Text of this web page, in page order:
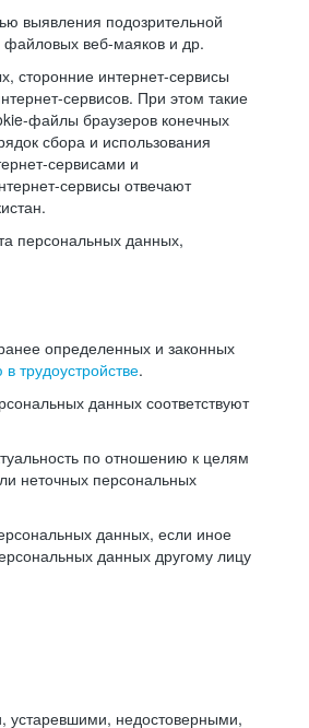
выявления подозрительной
веб-маяков и др.
сторонние интернет-сервисы
сервисов. При этом такие
файлы браузеров конечных
сбора и использования
сервисами и
сервисы отвечают
персональных данных,
определенных и законных
трудоустройстве.
данных соответствуют
по отношению к целям
неточных персональных
данных, если иное
данных другому лицу
устаревшими, недостоверными,